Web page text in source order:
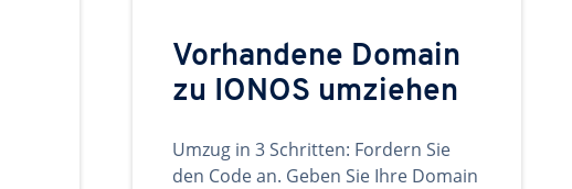
Vorhandene Domain
zu IONOS umziehen
Umzug in 3 Schritten: Fordern Sie
den Code an. Geben Sie Ihre Domain